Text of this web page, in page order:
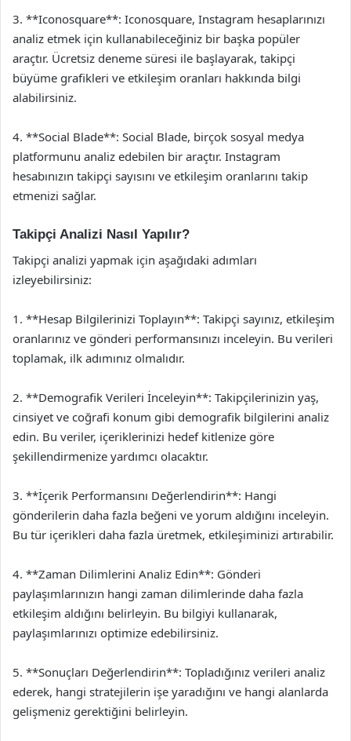
3. **Iconosquare**: Iconosquare, Instagram hesaplarınızı
analiz etmek için kullanabileceğiniz bir başka popüler
araçtır. Ücretsiz deneme süresi ile başlayarak, takipçi
büyüme grafikleri ve etkileşim oranları hakkında bilgi
alabilirsiniz.
4. **Social Blade**: Social Blade, birçok sosyal medya
platformunu analiz edebilen bir araçtır. Instagram
hesabınızın takipçi sayısını ve etkileşim oranlarını takip
etmenizi sağlar.
Takipçi Analizi Nasıl Yapılır?
Takipçi analizi yapmak için aşağıdaki adımları
izleyebilirsiniz:
1. **Hesap Bilgilerinizi Toplayın**: Takipçi sayınız, etkileşim
oranlarınız ve gönderi performansınızı inceleyin. Bu verileri
toplamak, ilk adımınız olmalıdır.
2. **Demografik Verileri İnceleyin**: Takipçilerinizin yaş,
cinsiyet ve coğrafi konum gibi demografik bilgilerini analiz
edin. Bu veriler, içeriklerinizi hedef kitlenize göre
şekillendirmenize yardımcı olacaktır.
3. **İçerik Performansını Değerlendirin**: Hangi
gönderilerin daha fazla beğeni ve yorum aldığını inceleyin.
Bu tür içerikleri daha fazla üretmek, etkileşiminizi artırabilir.
4. **Zaman Dilimlerini Analiz Edin**: Gönderi
paylaşımlarınızın hangi zaman dilimlerinde daha fazla
etkileşim aldığını belirleyin. Bu bilgiyi kullanarak,
paylaşımlarınızı optimize edebilirsiniz.
5. **Sonuçları Değerlendirin**: Topladığınız verileri analiz
ederek, hangi stratejilerin işe yaradığını ve hangi alanlarda
gelişmeniz gerektiğini belirleyin.